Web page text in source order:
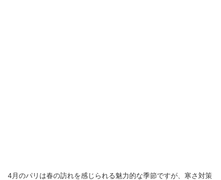
4月のパリは春の訪れを感じられる魅力的な季節ですが、寒さ対策